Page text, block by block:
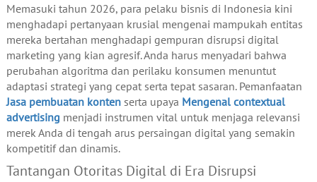
Memasuki tahun 2026, para pelaku bisnis di Indonesia kini
menghadapi pertanyaan krusial mengenai mampukah entitas
mereka bertahan menghadapi gempuran disrupsi digital
marketing yang kian agresif. Anda harus menyadari bahwa
perubahan algoritma dan perilaku konsumen menuntut
adaptasi strategi yang cepat serta tepat sasaran. Pemanfaatan
Jasa pembuatan kontenserta upaya Mengenal contextual
advertising menjadi instrumen vital untuk menjaga relevansi
merek Anda di tengah arus persaingan digital yang semakin
kompetitif dan dinamis.
Tantangan Otoritas Digital di Era Disrupsi